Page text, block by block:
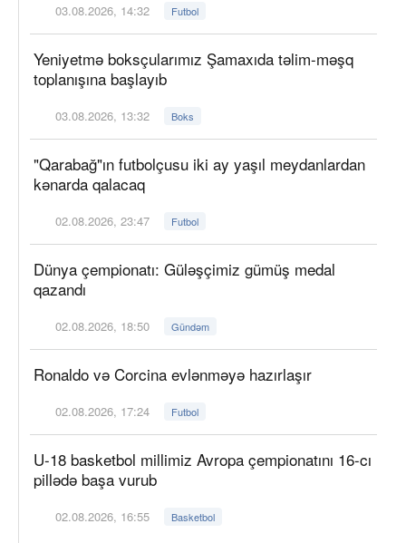
03.08.2026, 14:32 Futbol
Yeniyetmə boksçularımız Şamaxıda təlim-məşq
toplanışına başlayıb
03.08.2026, 13:32 Boks
"Qarabağ"ın futbolçusu iki ay yaşıl meydanlardan
kənarda qalacaq
02.08.2026, 23:47 Futbol
Dünya çempionatı: Güləşçimiz gümüş medal
qazandı
02.08.2026, 18:50 Gündəm
Ronaldo və Corcina evlənməyə hazırlaşır
02.08.2026, 17:24 Futbol
U-18 basketbol millimiz Avropa çempionatını 16-cı
pillədə başa vurub
02.08.2026, 16:55 Basketbol